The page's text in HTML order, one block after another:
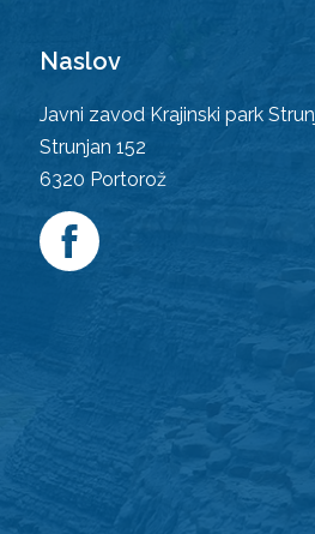
Naslov
Javni zavod Krajinski park
Strunjan 152
6320 Portorož